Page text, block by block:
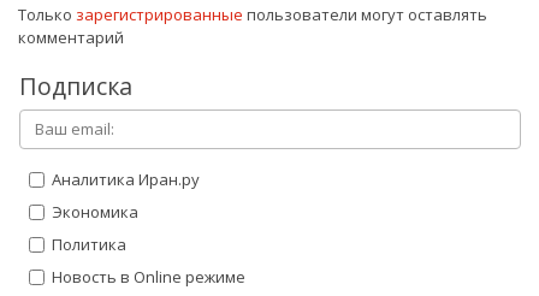
Только зарегистрированные пользователи могут оставлять
комментарий
Подписка
Аналитика Иран.ру
Экономика
Политика
Новость в Online режиме